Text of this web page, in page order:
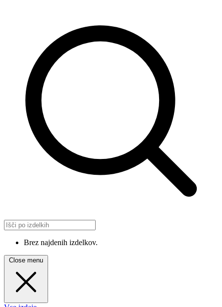
Brez najdenih izdelkov.
Close menu